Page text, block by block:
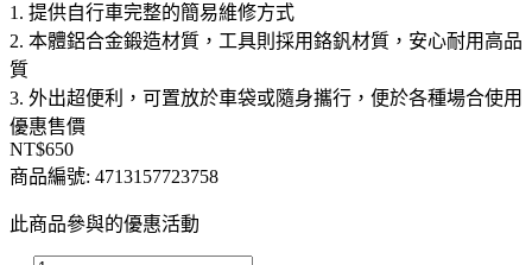
1. 提供自行車完整的簡易維修方式
2. 本體鋁合金鍛造材質，工具則採用鉻釩材質，安心耐用高品
質
3. 外出超便利，可置放於車袋或隨身攜行，便於各種場合使用
優惠售價
NT$650
商品編號: 4713157723758
此商品參與的優惠活動